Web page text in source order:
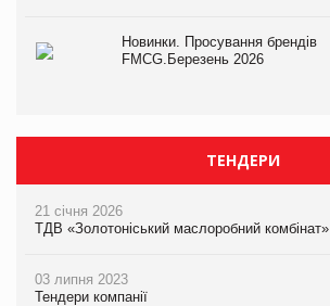
Новинки. Просування брендів
FMCG.Березень 2026
ТЕНДЕРИ
21 січня 2026
ТДВ «Золотоніський маслоробний комбінат»
03 липня 2023
Тендери компанії